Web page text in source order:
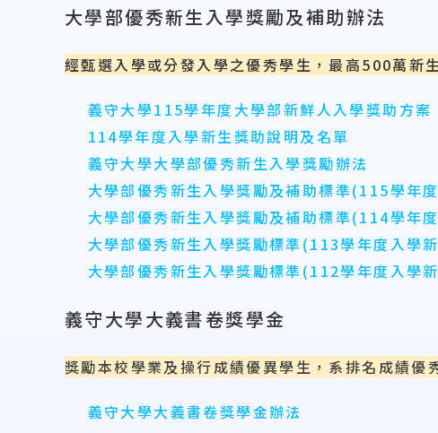
大學部優秀新生入學獎勵及補助辦法
經甄選入學或分發入學之優秀學生，最高500萬新
義守大學115學年度大學部新鮮人入學獎助方案
114學年度入學新生獎助說明及名單
義守大學大學部優秀新生入學獎勵辦法
大學部優秀新生入學獎勵及補助標準(115學年
大學部優秀新生入學獎勵及補助標準(114學年
大學部優秀新生入學獎勵標準(113學年度入學
大學部優秀新生入學獎勵標準(112學年度入學
義守大學大義書卷獎學金
獎勵本校學業及操行成績優異學生，系排名成績優
義守大學大義書卷獎學金辦法